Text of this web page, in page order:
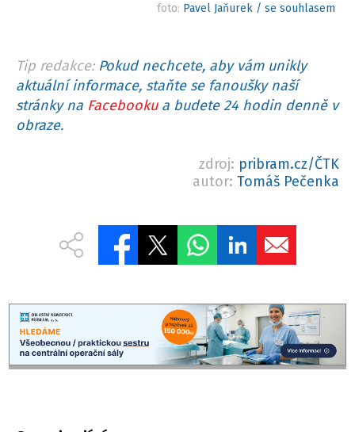
foto: Pavel Jaňurek / se souhlasem
Tip redakce: Pokud nechcete, aby vám unikly
aktuální informace, staňte se fanoušky naší
stránky na Facebookua budete 24 hodin denně v
obraze.
zdroj: pribram.cz/ČTK
autor: Tomáš Pečenka